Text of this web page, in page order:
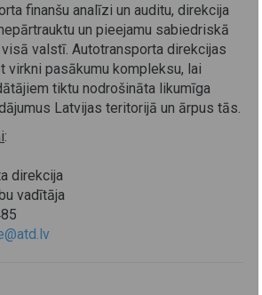
finanšu analīzi un auditu, direkcija
un pieejamu sabiedriskā
valstī. Autotransporta direkcijas
virkni pasākumu kompleksu, lai
tiktu nodrošināta likumīga
Latvijas teritorijā un ārpus tās.
:
direkcija
vadītāja